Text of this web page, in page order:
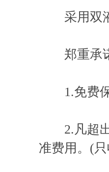
采用双液
郑重承
1.免费保
2.凡超出
准费用。(